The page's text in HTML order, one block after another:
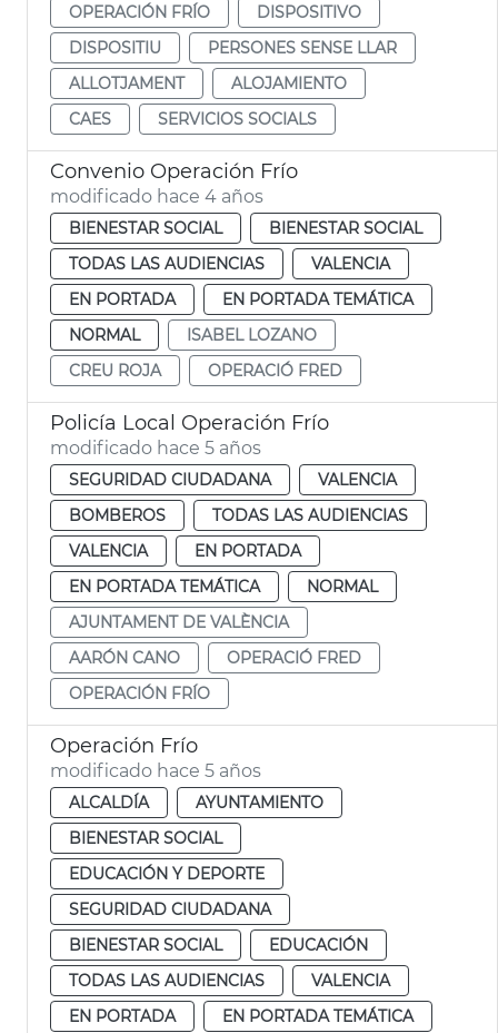
OPERACIÓN FRÍO
DISPOSITIVO
DISPOSITIU
PERSONES SENSE LLAR
ALLOTJAMENT
ALOJAMIENTO
CAES
SERVICIOS SOCIALS
Convenio Operación Frío
modificado hace 4 años
BIENESTAR SOCIAL
BIENESTAR SOCIAL
TODAS LAS AUDIENCIAS
VALENCIA
EN PORTADA
EN PORTADA TEMÁTICA
NORMAL
ISABEL LOZANO
CREU ROJA
OPERACIÓ FRED
Policía Local Operación Frío
modificado hace 5 años
SEGURIDAD CIUDADANA
VALENCIA
BOMBEROS
TODAS LAS AUDIENCIAS
VALENCIA
EN PORTADA
EN PORTADA TEMÁTICA
NORMAL
AJUNTAMENT DE VALÈNCIA
AARÓN CANO
OPERACIÓ FRED
OPERACIÓN FRÍO
Operación Frío
modificado hace 5 años
ALCALDÍA
AYUNTAMIENTO
BIENESTAR SOCIAL
EDUCACIÓN Y DEPORTE
SEGURIDAD CIUDADANA
BIENESTAR SOCIAL
EDUCACIÓN
TODAS LAS AUDIENCIAS
VALENCIA
EN PORTADA
EN PORTADA TEMÁTICA